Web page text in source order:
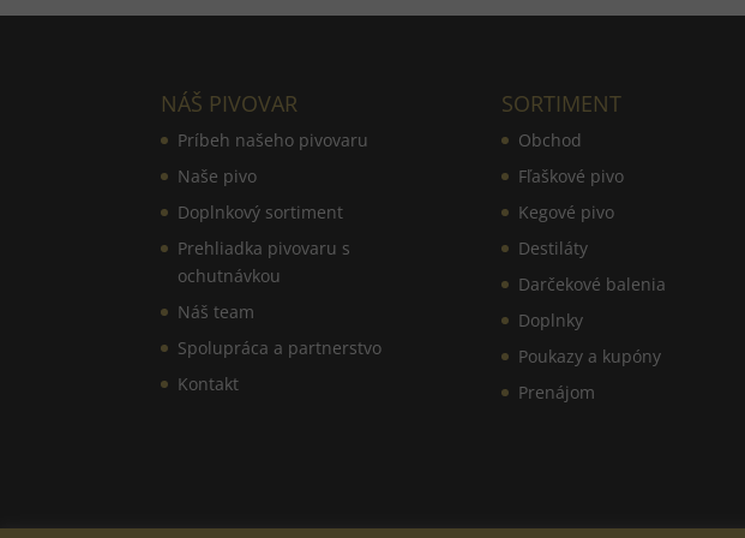
NÁŠ PIVOVAR
Príbeh našeho pivovaru
Naše pivo
Doplnkový sortiment
Prehliadka pivovaru s
ochutnávkou
Náš team
Spolupráca a partnerstvo
Kontakt
SORTIMENT
Obchod
Fľaškové pivo
Kegové pivo
Destiláty
Darčekové balenia
Doplnky
Poukazy a kupóny
Prenájom